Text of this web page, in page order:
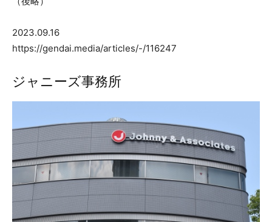
2023.09.16
https://gendai.media/articles/-/116247
ジャニーズ事務所